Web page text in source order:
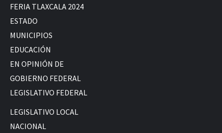
FERIA TLAXCALA 2024
ESTADO
MUNICIPIOS
EDUCACIÓN
EN OPINIÓN DE
GOBIERNO FEDERAL
LEGISLATIVO FEDERAL
LEGISLATIVO LOCAL
NACIONAL